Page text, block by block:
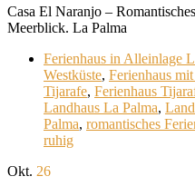
Casa El Naranjo –
Meerblick. La Palma
Ferienhaus in Alleinlage
Westküste, Ferienhaus
Tijarafe, Ferienhaus
Landhaus La Palma,
Palma, romantisches
ruhig
Okt. 26